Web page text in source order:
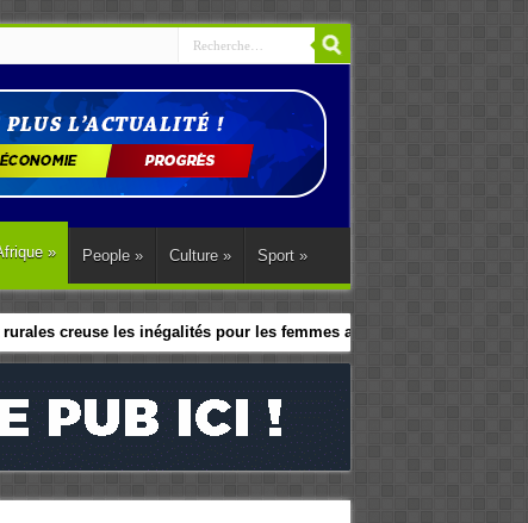
» People » Culture » Sport »
creuse les inégalités pour les femmes africaines